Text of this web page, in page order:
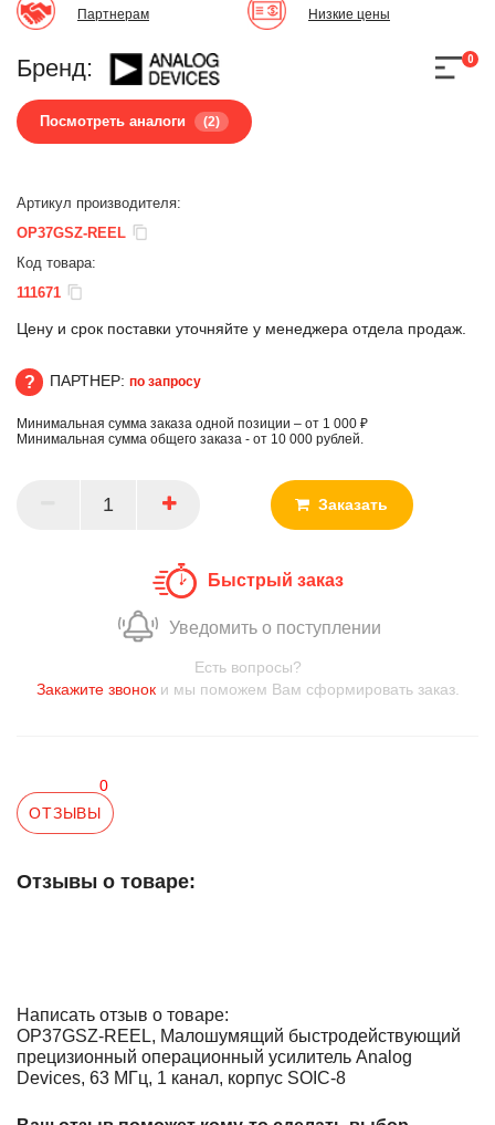
Партнерам Низкие цены
Бренд:
Посмотреть аналоги (2)
0
Артикул производителя:
OP37GSZ-REEL
Код товара:
111671
Цену и срок поставки уточняйте у менеджера отдела продаж.
ПАРТНЕР
ПАРТНЕР: по запросу
Минимальная сумма заказа одной позиции – от 1 000 ₽
Минимальная сумма общего заказа - от 10 000 рублей.
Заказать
Быстрый заказ
Уведомить о поступлении
Есть вопросы?
Закажите звоноки мы поможем Вам сформировать заказ.
ОТЗЫВЫ
0
Отзывы о товаре:
Написать отзыв о товаре:
OP37GSZ-REEL, Малошумящий быстродействующий
прецизионный операционный усилитель Analog
Devices, 63 МГц, 1 канал, корпус SOIC-8